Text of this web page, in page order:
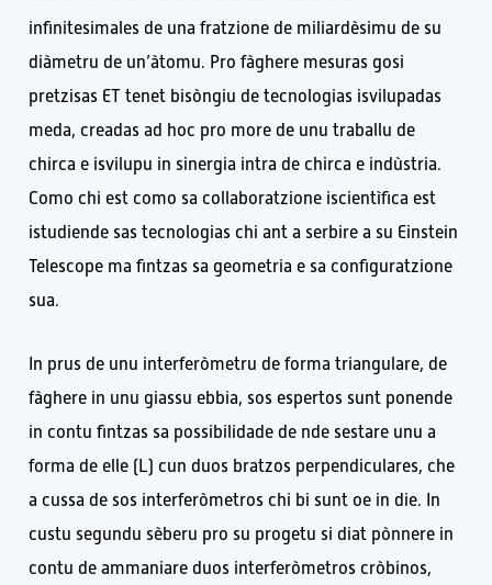
infinitesimales de una fratzione de miliardèsimu de su
diàmetru de un’àtomu. Pro fàghere mesuras gosi
pretzisas ET tenet bisòngiu de tecnologias isvilupadas
meda, creadas ad hoc pro more de unu traballu de
chirca e isvilupu in sinergia intra de chirca e indùstria.
Como chi est como sa collaboratzione iscientìfica est
istudiende sas tecnologias chi ant a serbire a su Einstein
Telescope ma fintzas sa geometria e sa configuratzione
sua.
In prus de unu interferòmetru de forma triangulare, de
fàghere in unu giassu ebbia, sos espertos sunt ponende
in contu fintzas sa possibilidade de nde sestare unu a
forma de elle (L) cun duos bratzos perpendiculares, che
a cussa de sos interferòmetros chi bi sunt oe in die. In
custu segundu sèberu pro su progetu si diat pònnere in
contu de ammaniare duos interferòmetros cròbinos,